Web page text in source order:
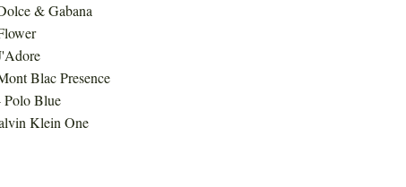
& Gabana
Blac Presence
Polo Blue
Klein One